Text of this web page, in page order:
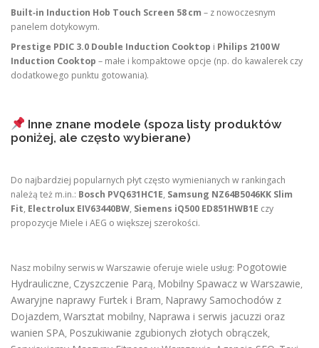
Built‑in Induction Hob Touch Screen 58 cm – z nowoczesnym
panelem dotykowym.
Prestige PDIC 3.0 Double Induction Cooktop i Philips 2100 W
Induction Cooktop – małe i kompaktowe opcje (np. do kawalerek czy
dodatkowego punktu gotowania).
Inne znane modele (spoza listy produktów
poniżej, ale często wybierane)
Do najbardziej popularnych płyt często wymienianych w rankingach
należą też m.in.: Bosch PVQ631HC1E, Samsung NZ64B5046KK Slim
Fit, Electrolux EIV63440BW, Siemens iQ500 ED851HWB1E czy
propozycje Miele i AEG o większej szerokości.
Nasz mobilny serwis w Warszawie oferuje wiele usług: Pogotowie
Hydrauliczne, Czyszczenie Parą, Mobilny Spawacz w Warszawie,
Awaryjne naprawy Furtek i Bram, Naprawy Samochodów z
Dojazdem, Warsztat mobilny, Naprawa i serwis jacuzzi oraz
wanien SPA, Poszukiwanie zgubionych złotych obrączek,